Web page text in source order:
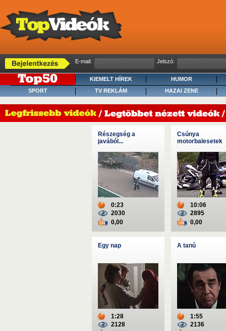
E-mail: Jelszó:
KIEMELT HÍREK
HUMOR
SPORT
TV REKLÁM HAZAI ZENE
Részegség a
javából...
0:23
2030
0,00
Csúnya
motorbalesetek
10:06
2895
0,00
Egy nap
1:28
2128
A tanú
1:55
2136